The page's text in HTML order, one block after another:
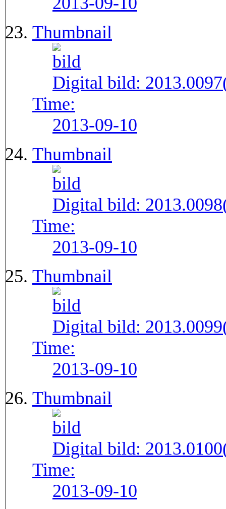
Thumbnail
Digital bild:
Time:
2013-09-10
Thumbnail
Digital bild:
Time:
2013-09-10
Thumbnail
Digital bild:
Time:
2013-09-10
Thumbnail
Digital bild:
Time:
2013-09-10